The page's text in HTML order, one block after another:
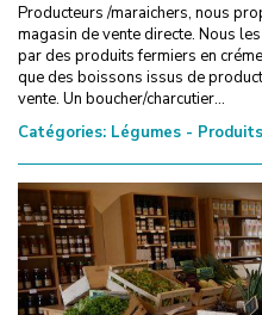
Producteurs /maraichers, nous
magasin de vente directe. Nous
par des produits fermiers en
que des boissons issus de
vente. Un boucher/charcutier...
Catégories: Légumes -